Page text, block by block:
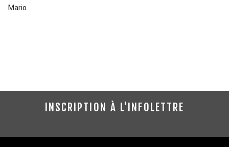
Mario
INSCRIPTION À L'INFOLETTRE